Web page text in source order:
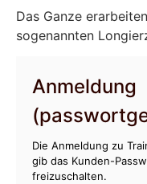
Das Ganze
sogenannten
Anmeldung
Die Anmeldung zu
gib das Kunden-
freizuschalten.